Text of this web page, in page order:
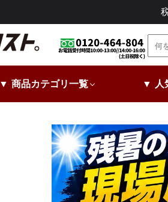
▼ 商品カテゴリ一覧 ▼ 人